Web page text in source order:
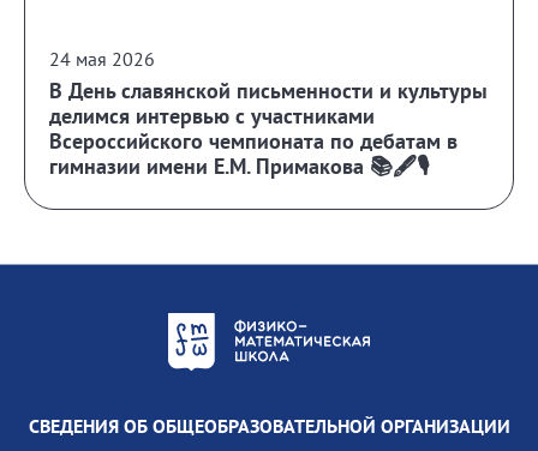
24 мая 2026
В День славянской письменности и культуры
делимся интервью с участниками
Всероссийского чемпионата по дебатам в
гимназии имени Е.М. Примакова 📚🖋️🎙️
СВЕДЕНИЯ ОБ ОБЩЕОБРАЗОВАТЕЛЬНОЙ ОРГАНИЗАЦИИ